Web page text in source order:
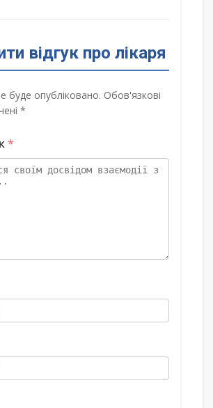
відгук про лікаря
буде опубліковано. Обов'язкові
*
*